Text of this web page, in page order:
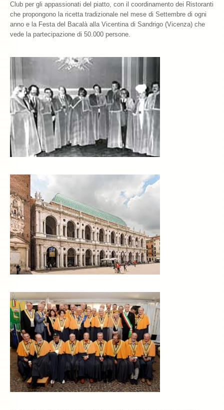
Archivio Confraternita del Bacalà
Bacalà Club
I Ristoranti
Contatti
Club per gli appassionati del piatto, con il coordinamento dei Ristoranti
che propongono la ricetta tradizionale nel mese di Settembre di ogni
anno e la Festa del Bacalà alla Vicentina di Sandrigo (Vicenza) che
vede la partecipazione di 50.000 persone.